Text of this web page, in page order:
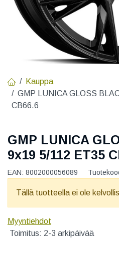
Kauppa
GMP LUNICA GLOSS
CB66.6
GMP LUNICA
9x19 5/112 ET35
EAN: 8002000056089
Tällä tuotteella ei ole
Myyntiehdot
Toimitus: 2-3 arkipäivää